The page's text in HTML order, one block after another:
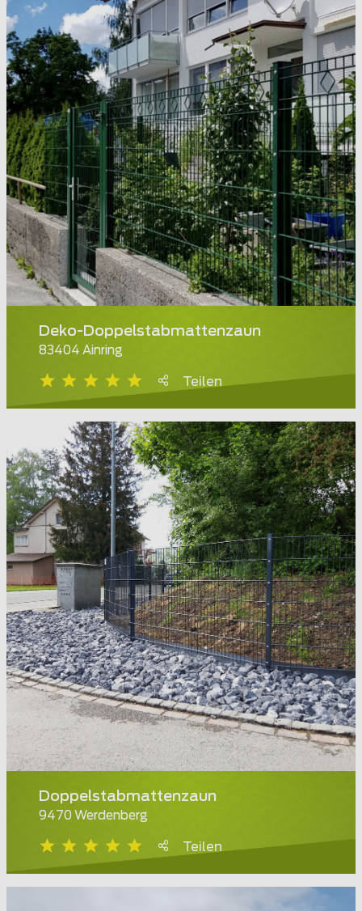
Deko-Doppelstabmattenzaun
83404 Ainring
Teilen
Doppelstabmattenzaun
9470 Werdenberg
Teilen